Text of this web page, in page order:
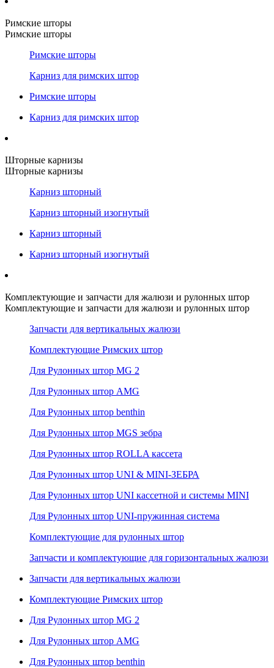
Римские шторы
Римские шторы
Римские шторы
Карниз для римских штор
Римские шторы
Карниз для римских штор
Шторные карнизы
Шторные карнизы
Карниз шторный
Карниз шторный изогнутый
Карниз шторный
Карниз шторный изогнутый
Комплектующие и запчасти для жалюзи и рулонных штор
Комплектующие и запчасти для жалюзи и рулонных штор
Запчасти для вертикальных жалюзи
Комплектующие Римских штор
Для Рулонных штор MG 2
Для Рулонных штор AMG
Для Рулонных штор benthin
Для Рулонных штор MGS зебра
Для Рулонных штор ROLLA кассета
Для Рулонных штор UNI & MINI-ЗЕБРА
Для Рулонных штор UNI кассетной и системы MINI
Для Рулонных штор UNI-пружинная система
Комплектующие для рулонных штор
Запчасти и комплектующие для горизонтальных жалюзи
Запчасти для вертикальных жалюзи
Комплектующие Римских штор
Для Рулонных штор MG 2
Для Рулонных штор AMG
Для Рулонных штор benthin